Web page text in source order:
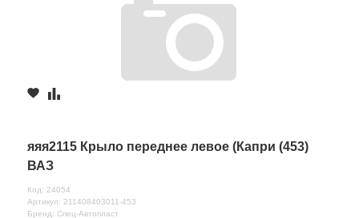
яяя2115 Крыло переднее левое (Капри (453)
ВАЗ
Код: 24054
Артикул: 211408403011-453
Бренд: Спец-Автопласт